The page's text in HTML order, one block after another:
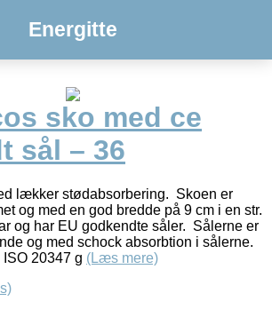
Energitte
sko med ce
sål – 36
lækker stødabsorbering. Skoen er
og med en god bredde på 9 cm i en str.
og har EU godkendte såler. Sålerne er
og med schock absorbtion i sålerne.
20347 g (Læs mere)